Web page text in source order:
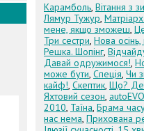
Карамболь, Вітання з
Лямур Тужур,
мене, якщо зможеш,
Три сестри, Нова осінь,
Решка. Шопінг,
Давай одружимося!,
може бути, Спеція, Чи
кайф!, Скептик, Що?
Яхтовий сезон, autoEVO
2010, Таїна, Брама
нас нема, Прихована